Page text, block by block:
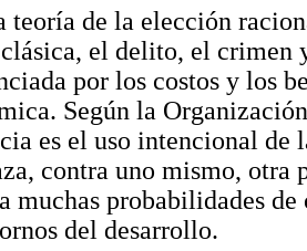
teoría de la elección
el delito, el crimen
por los costos y los
Según la
es el uso intencional de
contra uno mismo, otra
muchas probabilidades
del desarrollo.